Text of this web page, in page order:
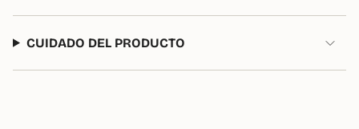
CUIDADO DEL PRODUCTO